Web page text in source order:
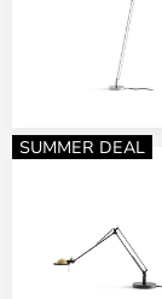
SUMMER DEAL